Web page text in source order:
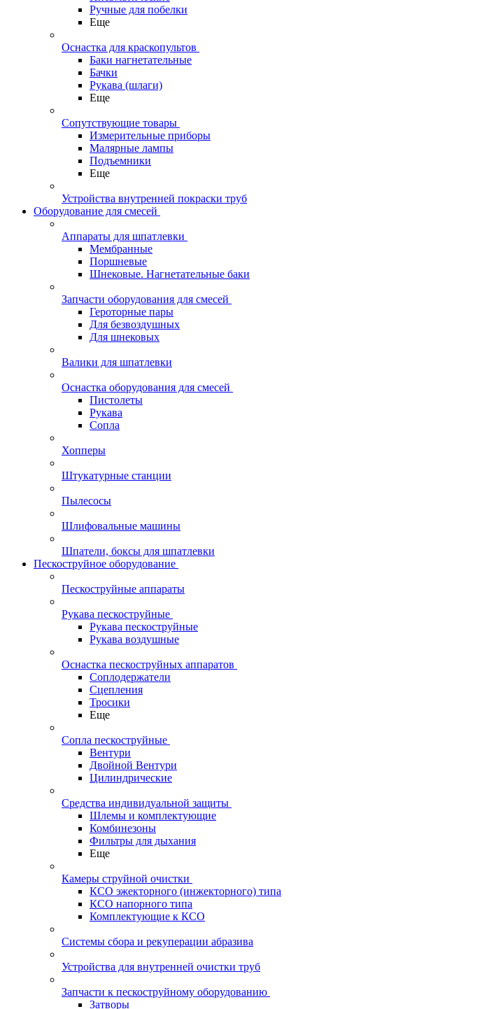
Ручные для побелки
Еще
Оснастка для краскопультов
Баки нагнетательные
Бачки
Рукава (шлаги)
Еще
Сопутствующие товары
Измерительные приборы
Малярные лампы
Подъемники
Еще
Устройства внутренней покраски труб
Оборудование для смесей
Аппараты для шпатлевки
Мембранные
Поршневые
Шнековые. Нагнетательные баки
Запчасти оборудования для смесей
Героторные пары
Для безвоздушных
Для шнековых
Валики для шпатлевки
Оснастка оборудования для смесей
Пистолеты
Рукава
Сопла
Хопперы
Штукатурные станции
Пылесосы
Шлифовальные машины
Шпатели, боксы для шпатлевки
Пескоструйное оборудование
Пескоструйные аппараты
Рукава пескоструйные
Рукава пескоструйные
Рукава воздушные
Оснастка пескоструйных аппаратов
Соплодержатели
Сцепления
Тросики
Еще
Сопла пескоструйные
Вентури
Двойной Вентури
Цилиндрические
Средства индивидуальной защиты
Шлемы и комплектующие
Комбинезоны
Фильтры для дыхания
Еще
Камеры струйной очистки
КСО эжекторного (инжекторного) типа
КСО напорного типа
Комплектующие к КСО
Системы сбора и рекуперации абразива
Устройства для внутренней очистки труб
Запчасти к пескоструйному оборудованию
Затворы